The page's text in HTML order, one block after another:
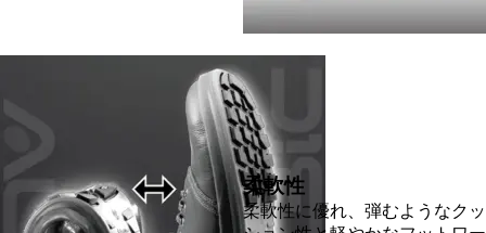
柔軟性
柔軟性に優れ、弾むようなクッ